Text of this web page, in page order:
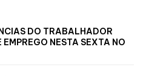
DO TRABALHADOR
NESTA SEXTA NO